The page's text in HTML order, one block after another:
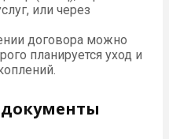
или через
договора можно
планируется уход и